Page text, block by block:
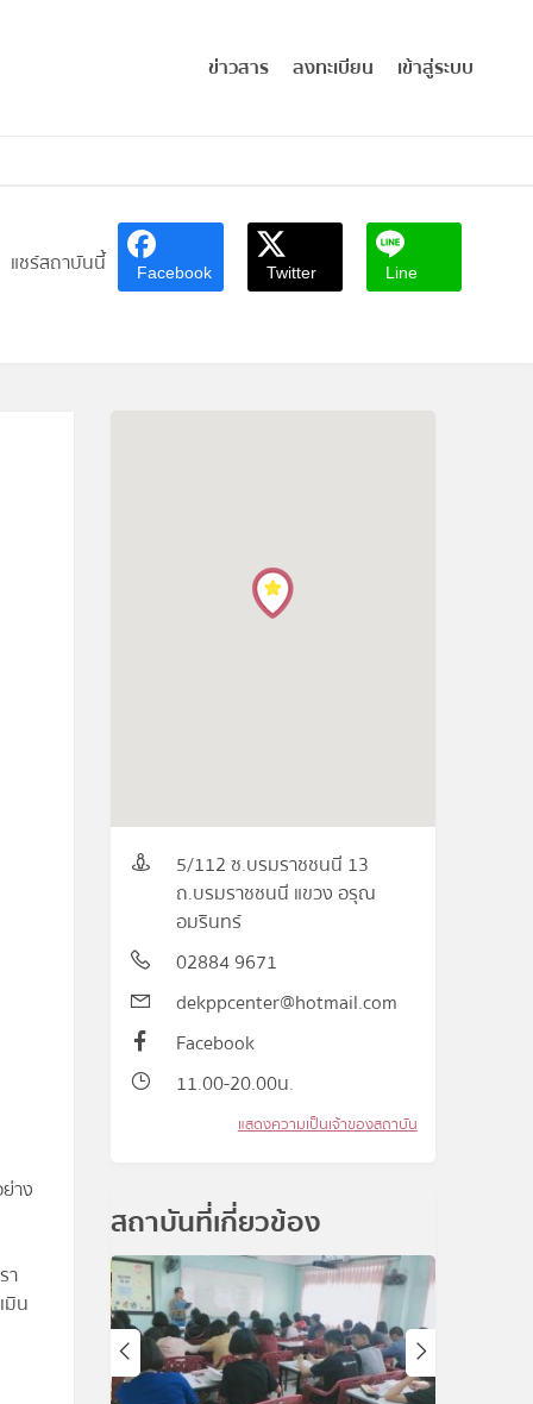
ข่าวสาร ลงทะเบียน เข้าสู่ระบบ
แชร์สถาบันนี้ Facebook Twitter Line
าง
า
มิน
5/112 ซ.บรมราชชนนี 13
ถ.บรมราชชนนี แขวง อรุณ
อมรินทร์
02884 9671
dekppcenter@hotmail.com
Facebook
11.00-20.00น.
แสดงความเป็นเจ้าของสถาบัน
สถาบันที่เกี่ยวข้อง